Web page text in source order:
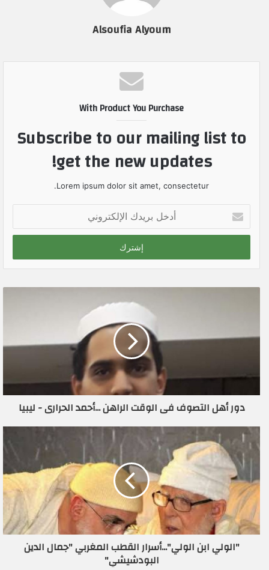
Alsoufia Alyoum
With Product You Purchase
Subscribe to our mailing list to
get the new updates!
Lorem ipsum dolor sit amet, consectetur.
خ
ب
ي
ل
ن
ي
دور أهل التصوف فى الوقت الراهن ...أحمد الحرارى - ليبيا
"الولي ابن الولي"...أسرار القطب المغربي "جمال الدين
البودشيشي"